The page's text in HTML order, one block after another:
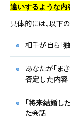
違いするような内
具体的には、以下
相手が自ら「
あなたが「ま
否定した内容
「将来結婚し
た会話